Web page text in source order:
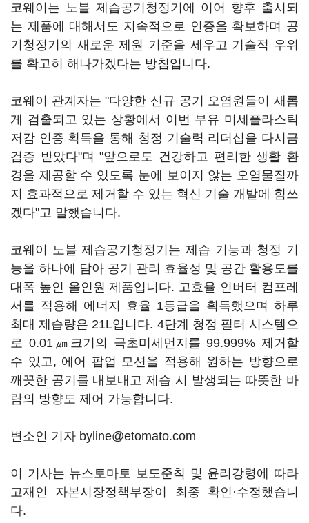
코웨이는 노블 제습공기청정기에 이어 향후 출시되
는 제품에 대해서도 지속적으로 인증을 확보하며 공
기청정기의 새로운 제원 기준을 세우고 기술적 우위
를 확고히 해나가겠다는 방침입니다.
코웨이 관계자는 "다양한 신규 공기 오염원들이 새롭
게 검출되고 있는 상황에서 이번 부유 미세플라스틱
저감 인증 획득을 통해 청정 기술력 리더십을 다시금
검증 받았다"며 "앞으로도 건강하고 편리한 생활 환
경을 제공할 수 있도록 눈에 보이지 않는 오염물질까
지 효과적으로 제거할 수 있는 혁신 기술 개발에 힘쓰
겠다"고 말했습니다.
코웨이 노블 제습공기청정기는 제습 기능과 청정 기
능을 하나에 담아 공기 관리 효율성 및 공간 활용도를
대폭 높인 올인원 제품입니다. 고효율 인버터 컴프레
서를 적용해 에너지 효율 1등급을 획득했으며 하루
최대 제습량은 21L입니다. 4단계 청정 필터 시스템으
로 0.01㎛크기의 극초미세먼지를 99.999% 제거할
수 있고, 에어 팝업 모션을 적용해 원하는 방향으로
깨끗한 공기를 내보내고 제습 시 발생되는 따뜻한 바
람의 방향도 제어 가능합니다.
변소인 기자 byline@etomato.com
이 기사는 뉴스토마토 보도준칙 및 윤리강령에 따라
고재인 자본시장정책부장이 최종 확인·수정했습니
다.